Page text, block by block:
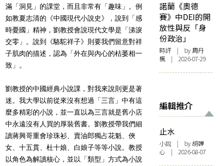
滿「洞見」的課堂，而且非常有「趣味」。例
如教夏志清的《中國現代小說史》，說到「感
時憂國」精神，劉教授會說現代文學是「涕淚
交零」。說到《駱駝祥子》則要我們留意對祥
子肌肉的描述，認為「外在與內心的枯萎相一
致」。
劉教授的中國經典小說課，對我來說則更是著
迷。我大學以前從來沒有想過「三言」中有這
麼多精彩的小說，並一直以為三言就是舊小店
中永遠沒有人買的厚裝舊書。劉教授帶我們細
讀蔣興哥重會珍珠衫、賣油郎獨占花魁、俠
女、十五貫、杜十娘、白娘子等等小說。教授
以角色為解讀核心，並以「類型」方式為小說
諾蘭《奧德
賽》中DEI的開
放性與反「身
份政治」
時評 | by周丹
楓 | 2026-07-29
編輯推介
止水
小說 | by 胡韡
心 | 2026-08-07